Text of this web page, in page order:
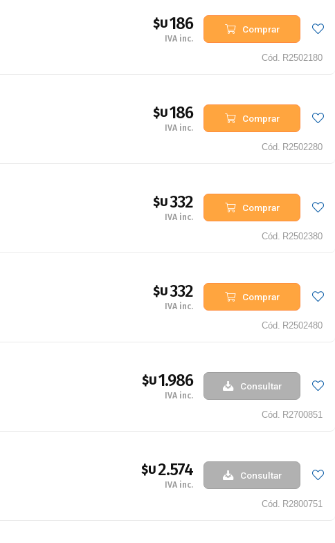
$U186
IVA inc.
Comprar
Cód. R2502180
$U186
IVA inc.
Comprar
Cód. R2502280
$U332
IVA inc.
Comprar
Cód. R2502380
$U332
IVA inc.
Comprar
Cód. R2502480
$U1.986
IVA inc.
Consultar
Cód. R2700851
$U2.574
IVA inc.
Consultar
Cód. R2800751